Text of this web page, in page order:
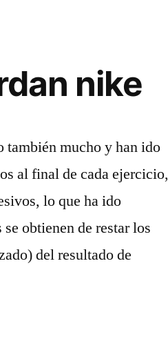
nike
también mucho y han ido
al final de cada ejercicio,
lo que ha ido
obtienen de restar los
del resultado de